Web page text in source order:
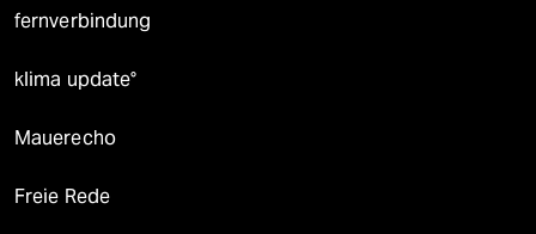
fernverbindung
klima update°
Mauerecho
Freie Rede